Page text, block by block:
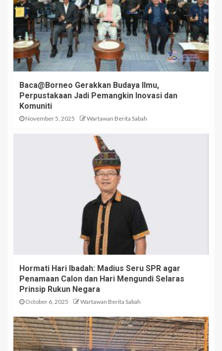
Baca@Borneo Gerakkan Budaya Ilmu,
Perpustakaan Jadi Pemangkin Inovasi dan
Komuniti
November 5, 2025 Wartawan Berita Sabah
Hormati Hari Ibadah: Madius Seru SPR agar
Penamaan Calon dan Hari Mengundi Selaras
Prinsip Rukun Negara
October 6, 2025 Wartawan Berita Sabah